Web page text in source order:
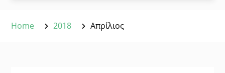
Home 2018 Απρίλιος